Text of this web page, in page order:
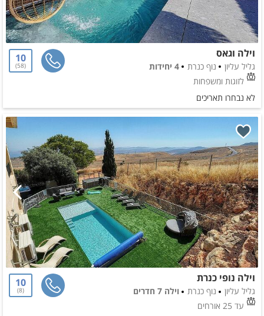
וילה וגאס
גליל עליון נוף כנרת
4 יחידות
לזוגות ומשפחות
10
58
לא נבחרו תאריכים
וילה נופי כנרת
גליל עליון נוף כנרת
וילה 7 חדרים
עד 25 אורחים
10
8